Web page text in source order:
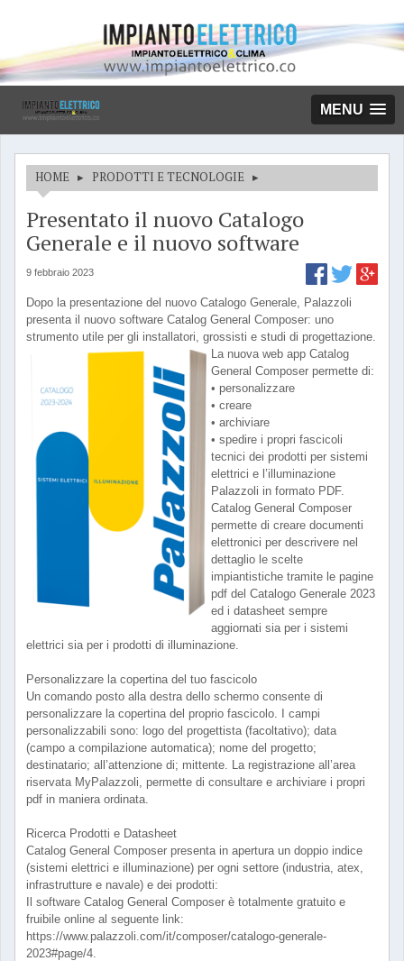
MENU
HOME ▸ PRODOTTI E TECNOLOGIE ▸
Presentato il nuovo Catalogo
Generale e il nuovo software
9 febbraio 2023
Dopo la presentazione del nuovo Catalogo Generale, Palazzoli
presenta il nuovo software Catalog General Composer: uno
strumento utile per gli installatori, grossisti e studi di progettazione.
La nuova web app Catalog
General Composer permette di:
• personalizzare
• creare
• archiviare
• spedire i propri fascicoli
tecnici dei prodotti per sistemi
elettrici e l’illuminazione
Palazzoli in formato PDF.
Catalog General Composer
permette di creare documenti
elettronici per descrivere nel
dettaglio le scelte
impiantistiche tramite le pagine
pdf del Catalogo Generale 2023
ed i datasheet sempre
aggiornati sia per i sistemi
elettrici sia per i prodotti di illuminazione.
Personalizzare la copertina del tuo fascicolo
Un comando posto alla destra dello schermo consente di
personalizzare la copertina del proprio fascicolo. I campi
personalizzabili sono: logo del progettista (facoltativo); data
(campo a compilazione automatica); nome del progetto;
destinatario; all’attenzione di; mittente. La registrazione all’area
riservata MyPalazzoli, permette di consultare e archiviare i propri
pdf in maniera ordinata.
Ricerca Prodotti e Datasheet
Catalog General Composer presenta in apertura un doppio indice
(sistemi elettrici e illuminazione) per ogni settore (industria, atex,
infrastrutture e navale) e dei prodotti:
Il software Catalog General Composer è totalmente gratuito e
fruibile online al seguente link:
https://www.palazzoli.com/it/composer/catalogo-generale-
2023#page/4.